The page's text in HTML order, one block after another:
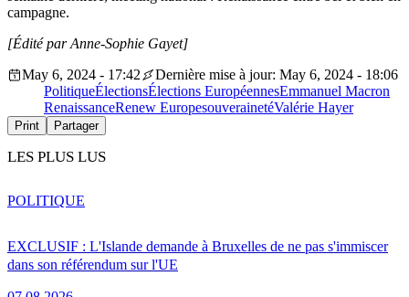
campagne.
[Édité par Anne-Sophie Gayet]
May 6, 2024 - 17:42
Dernière mise à jour: May 6, 2024 - 18:06
PolitiqueÉlectionsÉlections EuropéennesEmmanuel Macron
RenaissanceRenew EuropesouverainetéValérie Hayer
Print Partager
LES PLUS LUS
EXCLUSIF : L'Islande demande à Bruxelles de ne pas s'immiscer
dans son référendum sur l'UE
POLITIQUE